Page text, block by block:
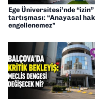
Ege Üniversitesi’nde “izin”
tartışması: “Anayasal hak
engellenemez”